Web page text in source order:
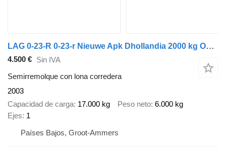
LAG 0-23-R 0-23-r Nieuwe Apk Dhollandia 2000 kg Omega vloer
4.500 € Sin IVA
Semirremolque con lona corredera
2003
Capacidad de carga 17.000 kg Peso neto 6.000 kg
Ejes 1
Países Bajos, Groot-Ammers